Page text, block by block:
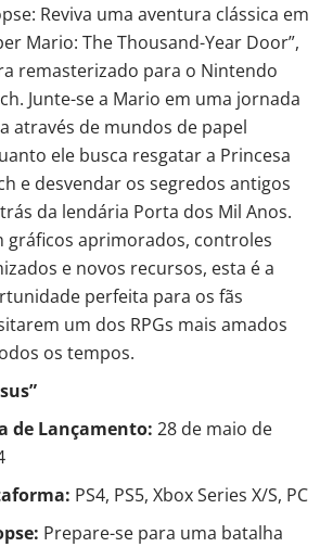
Reviva uma aventura clássica em
Mario: The Thousand-Year Door”,
remasterizado para o Nintendo
Junte-se a Mario em uma jornada
através de mundos de papel
ele busca resgatar a Princesa
e desvendar os segredos antigos
da lendária Porta dos Mil Anos.
gráficos aprimorados, controles
e novos recursos, esta é a
perfeita para os fãs
um dos RPGs mais amados
os tempos.
de Lançamento: 28 de maio de
PS4, PS5, Xbox Series X/S, PC
Prepare-se para uma batalha